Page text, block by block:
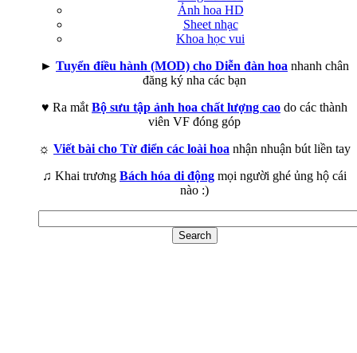
Ảnh hoa HD
Sheet nhạc
Khoa học vui
► Tuyển điều hành (MOD) cho Diễn đàn hoa nhanh chân
đăng ký nha các bạn
♥ Ra mắt Bộ sưu tập ảnh hoa chất lượng cao do các thành
viên VF đóng góp
☼ Viết bài cho Từ điển các loài hoa nhận nhuận bút liền tay
♫ Khai trương Bách hóa di động mọi người ghé ủng hộ cái
nào :)